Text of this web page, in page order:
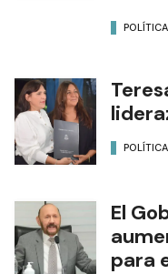
POLÍTICA
POLÍTICA
El
para